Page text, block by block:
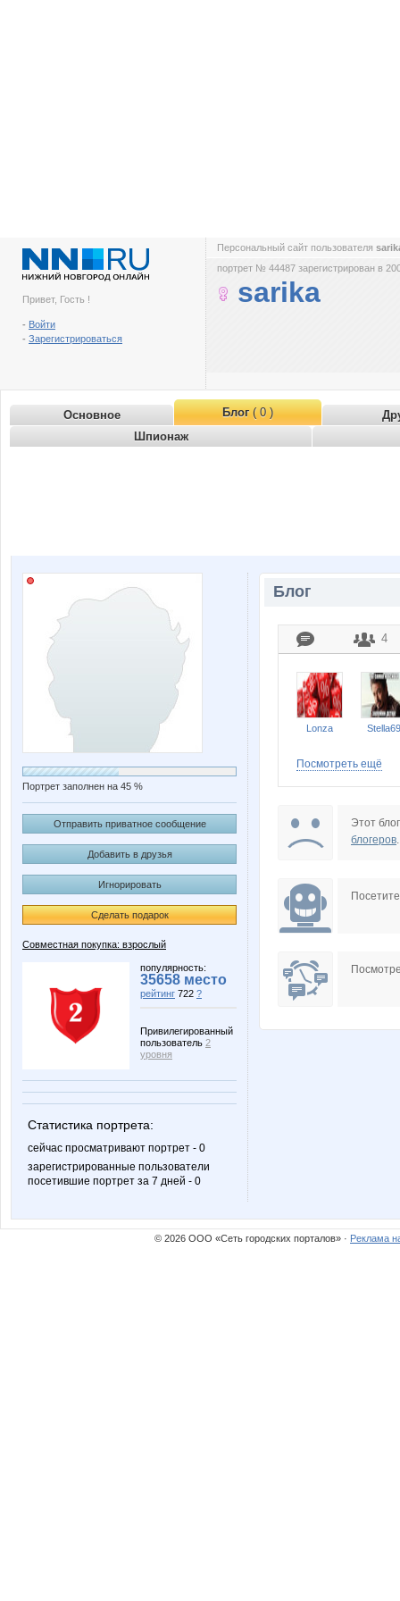
Привет, Гость !
- Войти
- Зарегистрироваться
Персональный сайт пользователя
портрет № 44487 зарегистрирован в
sarika
Основное Блог( 0 )
Шпионаж
Портрет заполнен на 45 %
Отправить приватное сообщение
Добавить в друзья
Игнорировать
Сделать подарок
Совместная покупка: взрослый
популярность:
35658 место
рейтинг 722 ?
Привилегированный
пользователь 2
уровня
Статистика портрета:
сейчас просматривают портрет - 0
зарегистрированные пользователи
посетившие портрет за 7 дней - 0
Блог
4
Lonza Stella69
Посмотреть ещё
Этот
блогеров.
© 2026 ООО «Сеть городских порталов» · Реклама